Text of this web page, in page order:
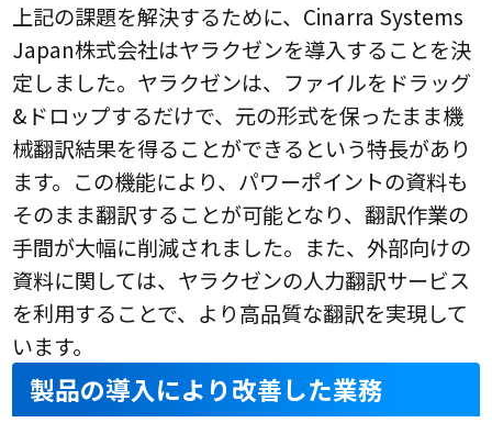
上記の課題を解決するために、Cinarra Systems
Japan株式会社はヤラクゼンを導入することを決
定しました。ヤラクゼンは、ファイルをドラッグ
&ドロップするだけで、元の形式を保ったまま機
械翻訳結果を得ることができるという特長があり
ます。この機能により、パワーポイントの資料も
そのまま翻訳することが可能となり、翻訳作業の
手間が大幅に削減されました。また、外部向けの
資料に関しては、ヤラクゼンの人力翻訳サービス
を利用することで、より高品質な翻訳を実現して
います。
製品の導入により改善した業務